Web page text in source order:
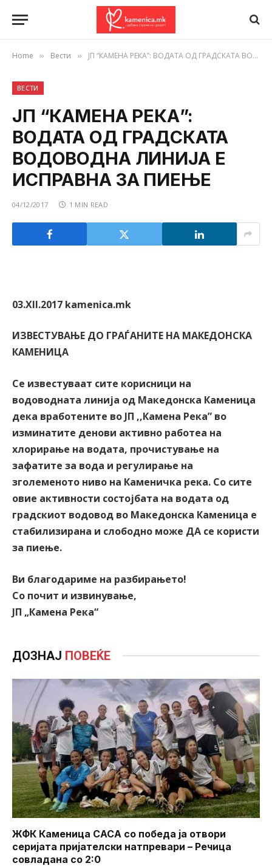
Home » Вести » ЈП “КАМЕНА РЕКА”: ВОДАТА ОД ГРАДСКАТА ВОДОВОДНА ЛИНИЈА Е ИСПРАВНА ЗА ПИЕЊЕ
ВЕСТИ
ЈП “КАМЕНА РЕКА”:
ВОДАТА ОД ГРАДСКАТА
ВОДОВОДНА ЛИНИЈА Е
ИСПРАВНА ЗА ПИЕЊЕ
04/12/2017 1 MIN READ
03.XII.2017 kamenica.mk
ИЗВЕСТУВАЊЕ ДО ГРАЃАНИТЕ НА МАКЕДОНСКА
КАМЕНИЦА
Се известуваат сите корисници на
водоводната линија од Македонска Каменица
дека вработените во ЈП ,,Камена Река” во
изминатите денови активно работеа на
хлорирање на водата, прочистување на
зафатите за вода и регулирање на
зголеменото ниво на Каменичка река. Со сите
овие активности состојбата на водата од
градскиот водовод во Македонска Каменица е
стабилизирана и слободно може ДА се користи
за пиење.
Ви благодариме на разбирањето!
Со почит и извинување,
ЈП „Камена Река“
ДОЗНАЈ ПОВЕЌЕ
ЖФК Каменица САСА со победа ја отвори
серијата пријателски натпревари – Речица
совладана со 2:0